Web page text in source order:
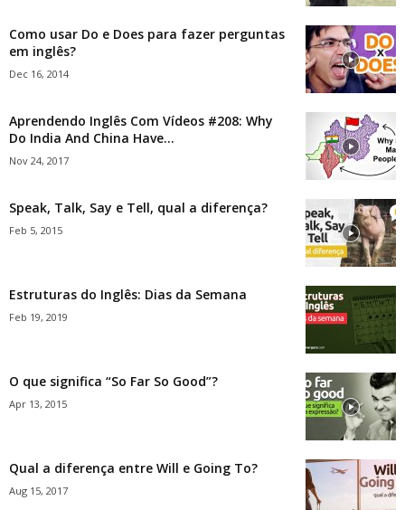
Como usar Do e Does para fazer perguntas
em inglês?
Dec 16, 2014
Aprendendo Inglês Com Vídeos #208: Why
Do India And China Have...
Nov 24, 2017
Speak, Talk, Say e Tell, qual a diferença?
Feb 5, 2015
Estruturas do Inglês: Dias da Semana
Feb 19, 2019
O que significa “So Far So Good”?
Apr 13, 2015
Qual a diferença entre Will e Going To?
Aug 15, 2017